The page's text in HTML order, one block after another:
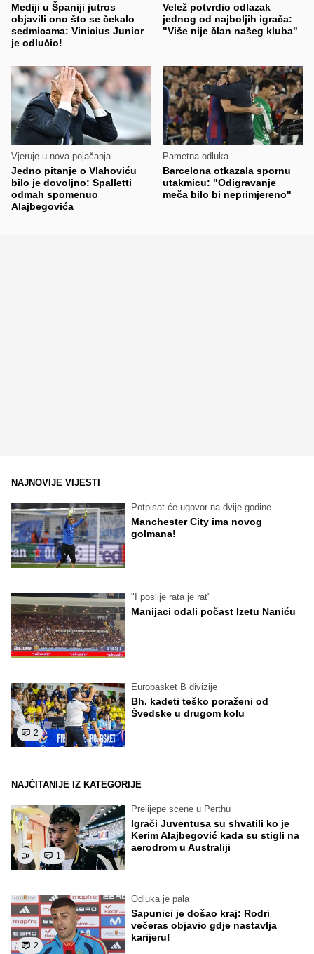
Mediji u Španiji jutros
objavili ono što se čekalo
sedmicama: Vinicius Junior
je odlučio!
Velež potvrdio odlazak
jednog od najboljih igrača:
"Više nije član našeg kluba"
Vjeruje u nova pojačanja
Jedno pitanje o Vlahoviću
bilo je dovoljno: Spalletti
odmah spomenuo
Alajbegovića
Pametna odluka
Barcelona otkazala spornu
utakmicu: "Odigravanje
meča bilo bi neprimjereno"
NAJNOVIJE VIJESTI
Potpisat će ugovor na dvije godine
Manchester City ima novog
golmana!
"I poslije rata je rat"
Manijaci odali počast Izetu Naniću
2
Eurobasket B divizije
Bh. kadeti teško poraženi od
Švedske u drugom kolu
NAJČITANIJE IZ KATEGORIJE
1
Prelijepe scene u Perthu
Igrači Juventusa su shvatili ko je
Kerim Alajbegović kada su stigli na
aerodrom u Australiji
2
Odluka je pala
Sapunici je došao kraj: Rodri
večeras objavio gdje nastavlja
karijeru!